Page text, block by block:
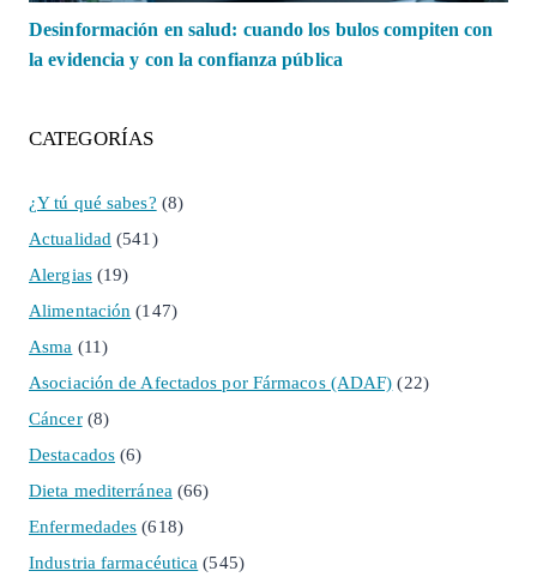
Desinformación en salud: cuando los bulos compiten con
la evidencia y con la confianza pública
CATEGORÍAS
¿Y tú qué sabes? (8)
Actualidad (541)
Alergias(19)
Alimentación (147)
Asma (11)
Asociación de Afectados por Fármacos (ADAF) (22)
Cáncer(8)
Destacados (6)
Dieta mediterránea (66)
Enfermedades (618)
Industria farmacéutica (545)